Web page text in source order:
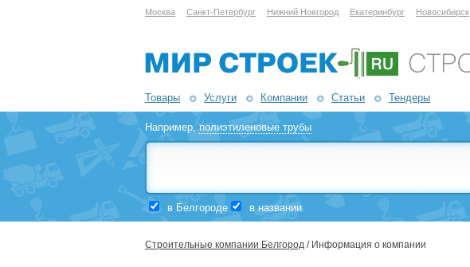
Москва Санкт-Петербург Нижний Новгород Екатеринбург Новосибирск
Товары Услуги Компании Статьи Тендеры
Например,полиэтиленовые трубы
в Белгороде в названии
Строительные компании Белгород / Информация о компании